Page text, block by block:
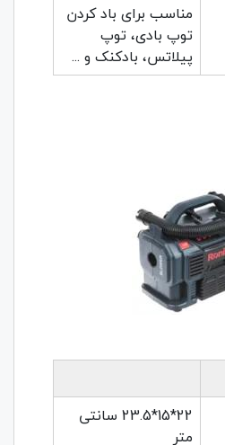
مناسب برای باد کردن
توپ بادی، توپ
پیلاتس، بادکنک و ...
22*15*23.5 سانتی
متر